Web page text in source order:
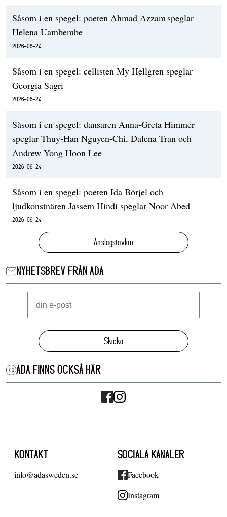
Såsom i en spegel: poeten Ahmad Azzam speglar
Helena Uambembe
2026-06-24
Såsom i en spegel: cellisten My Hellgren speglar
Georgia Sagri
2026-06-24
Såsom i en spegel: dansaren Anna-Greta Himmer
speglar Thuy-Han Nguyen-Chi, Dalena Tran och
Andrew Yong Hoon Lee
2026-06-24
Såsom i en spegel: poeten Ida Börjel och
ljudkonstnären Jassem Hindi speglar Noor Abed
2026-06-24
Anslagstavlan
NYHETSBREV FRÅN ADA
Skicka
ADA FINNS OCKSÅ HÄR
KONTAKT
info@adasweden.se
SOCIALA KANALER
Facebook
Instagram